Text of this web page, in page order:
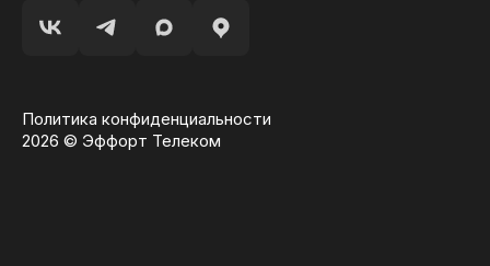
2026 © Эффорт Телеком
Политика конфиденциальности